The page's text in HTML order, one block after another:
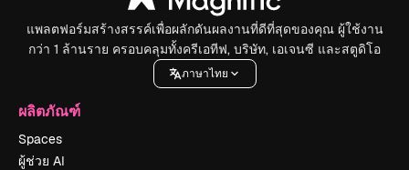
แพลตฟอร์มสร้างสรรค์เพื่อผลักดันผลงานที่ดีที่สุดของคุณ ผู้ใช้งาน
กว่า 1 ล้านราย ครอบคลุมทั้งครีเอทีฟ, บริษัท, เอเจนซี และสตูดิโอ
ภาษาไทย
ผลิตภัณฑ์
Spaces
ผู้ช่วย AI